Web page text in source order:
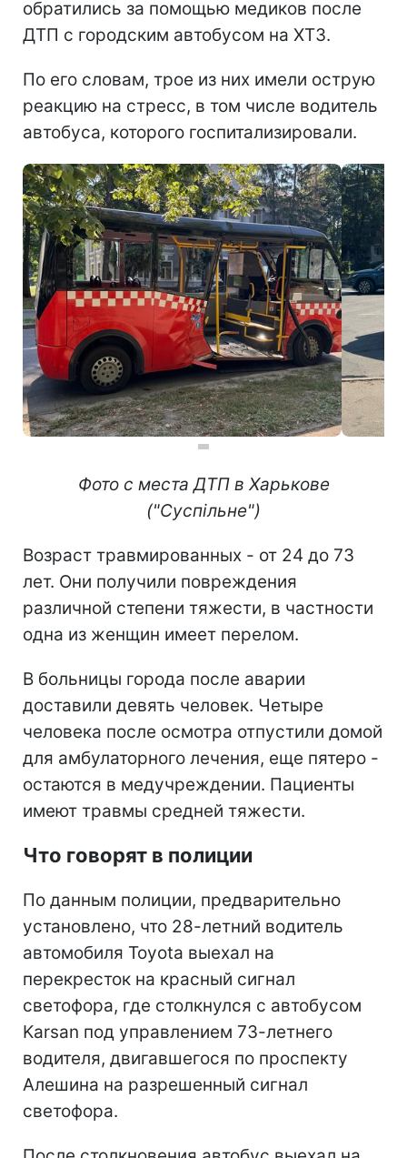
обратились за помощью медиков после
ДТП с городским автобусом на ХТЗ.
По его словам, трое из них имели острую
реакцию на стресс, в том числе водитель
автобуса, которого госпитализировали.
Фото с места ДТП в Харькове
("Суспільне")
Возраст травмированных - от 24 до 73
лет. Они получили повреждения
различной степени тяжести, в частности
одна из женщин имеет перелом.
В больницы города после аварии
доставили девять человек. Четыре
человека после осмотра отпустили домой
для амбулаторного лечения, еще пятеро -
остаются в медучреждении. Пациенты
имеют травмы средней тяжести.
Что говорят в полиции
По данным полиции, предварительно
установлено, что 28-летний водитель
автомобиля Toyota выехал на
перекресток на красный сигнал
светофора, где столкнулся с автобусом
Karsan под управлением 73-летнего
водителя, двигавшегося по проспекту
Алешина на разрешенный сигнал
светофора.